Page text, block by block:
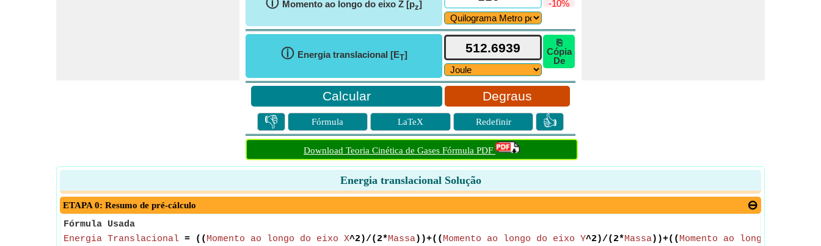
Momento ao longo do eixo Z [pz]
-10%
ⓘ Energia translacional [ET]
⎘
Cópia
De
Degraus
👎 Fórmula LaTeX Redefinir 👍
Download Teoria Cinética de Gases Fórmula PDF
Energia translacional Solução
ETAPA 0: Resumo de pré-cálculo
Fórmula Usada
Energia Translacional = (( Momento ao longo do eixo X^2)/(2*Massa))+(( Momento ao longo do eixo Y^2)/(2*Massa))+(( Momento ao longo do eixo